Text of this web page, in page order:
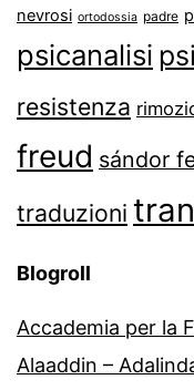
nevrosi ortodossia padre
psicanalisi
resistenza
freud sándor
traduzioni
Blogroll
Accademia per la
Alaaddin –